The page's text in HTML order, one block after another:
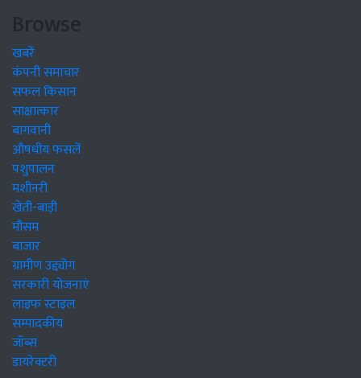
Browse
खबरें
कंपनी समाचार
सफल किसान
साक्षात्कार
बागवानी
औषधीय फसलें
पशुपालन
मशीनरी
खेती-बाड़ी
मौसम
बाजार
ग्रामीण उद्द्योग
सरकारी योजनाएं
लाइफ स्टाइल
सम्पादकीय
जॉब्स
डायरेक्टरी